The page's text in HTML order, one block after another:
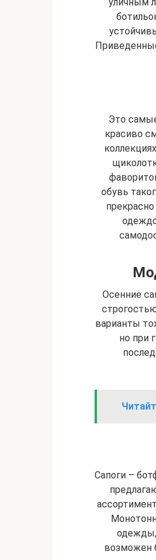
Это
красиво
обувь
Осенние
варианты
но при
Сапоги –
одежды,
возможен